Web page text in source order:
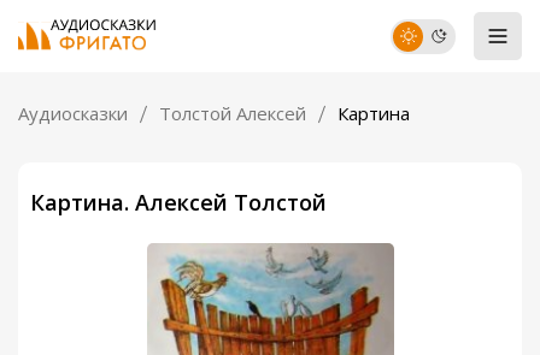
Аудиосказки Толстой Алексей Картина
Картина. Алексей Толстой